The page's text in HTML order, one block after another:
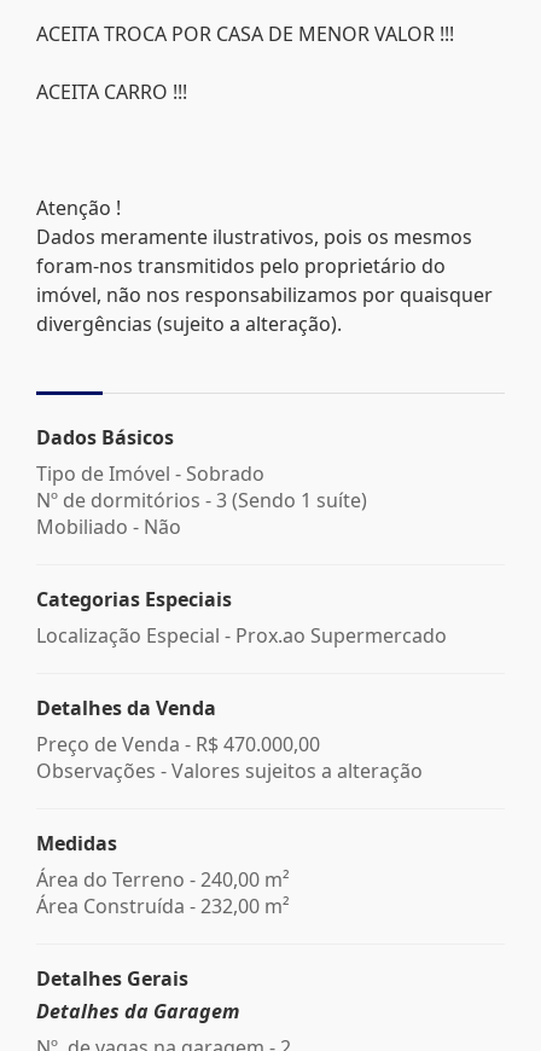
ACEITA TROCA POR CASA DE MENOR VALOR !!!
ACEITA CARRO !!!
Atenção !
Dados meramente ilustrativos, pois os mesmos
foram-nos transmitidos pelo proprietário do
imóvel, não nos responsabilizamos por quaisquer
divergências (sujeito a alteração).
Dados Básicos
Tipo de Imóvel - Sobrado
Nº de dormitórios - 3 (Sendo 1 suíte)
Mobiliado - Não
Categorias Especiais
Localização Especial - Prox.ao Supermercado
Detalhes da Venda
Preço de Venda - R$ 470.000,00
Observações - Valores sujeitos a alteração
Medidas
Área do Terreno - 240,00 m²
Área Construída - 232,00 m²
Detalhes Gerais
Detalhes da Garagem